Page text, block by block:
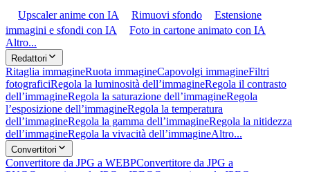
Upscaler anime con IA Rimuovi sfondo
Estensione
immagini e sfondi con IA
Foto in cartone animato con IA
Altro...
Redattori
Ritaglia immagineRuota immagineCapovolgi immagineFiltri
fotograficiRegola la luminosità dell’immagineRegola il contrasto
dell’immagineRegola la saturazione dell’immagineRegola
l’esposizione dell’immagineRegola la temperatura
dell’immagineRegola la gamma dell’immagineRegola la nitidezza
dell’immagineRegola la vivacità dell’immagineAltro...
Convertitori
Convertitore da JPG a WEBPConvertitore da JPG a